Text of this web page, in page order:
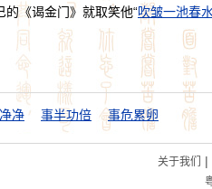
的《谒金门》就取笑他“吹皱一池春
净 事半功倍 事危累卵
关于我们 |